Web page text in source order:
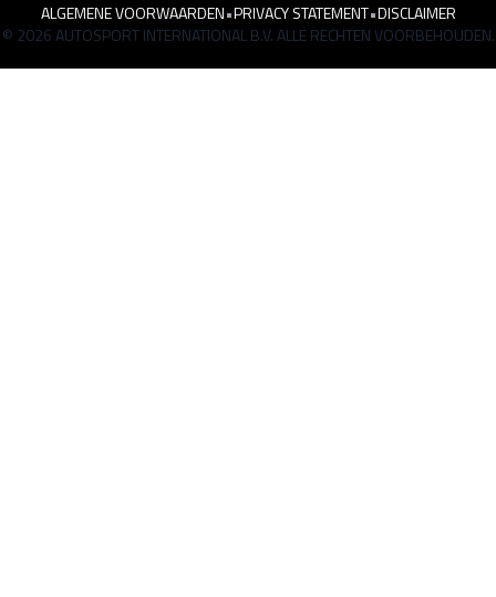
ALGEMENE VOORWAARDEN•PRIVACY STATEMENT•DISCLAIMER
© 2026 AUTOSPORT INTERNATIONAL B.V. ALLE RECHTEN VOORBEHOUDEN.